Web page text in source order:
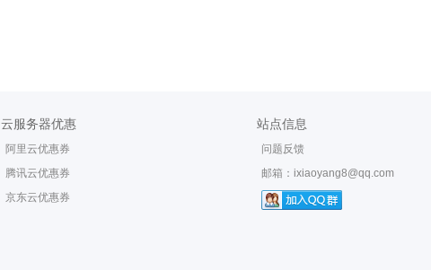
云服务器优惠
阿里云优惠券
腾讯云优惠券
京东云优惠券
站点信息
问题反馈
邮箱： ixiaoyang8@qq.com